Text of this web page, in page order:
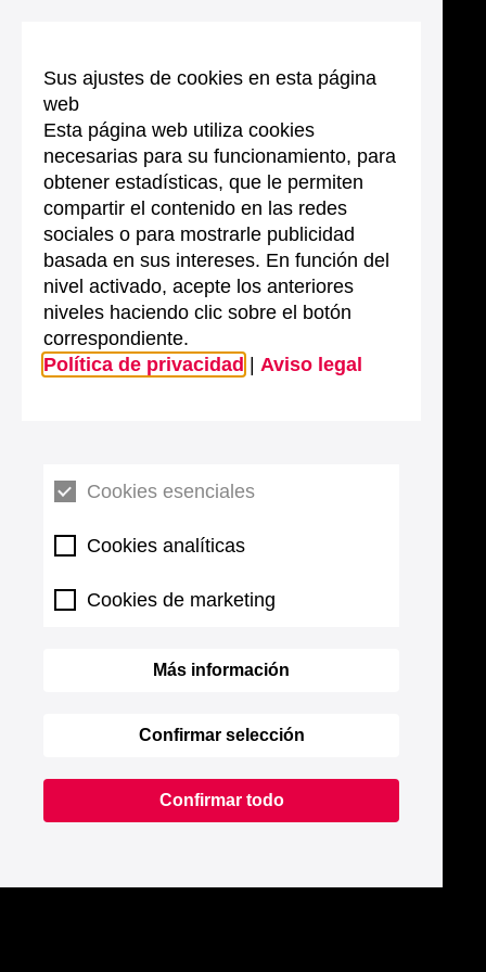
Sus ajustes de cookies en esta página
web
Esta página web utiliza cookies
necesarias para su funcionamiento, para
obtener estadísticas, que le permiten
compartir el contenido en las redes
sociales o para mostrarle publicidad
basada en sus intereses. En función del
nivel activado, acepte los anteriores
niveles haciendo clic sobre el botón
correspondiente.
Política de privacidad
Aviso legal
Cookies esenciales
Cookies analíticas
Cookies de marketing
Más información
Confirmar selección
Confirmar todo